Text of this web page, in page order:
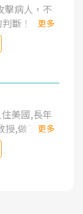
擊病人，不
斷！
更多
美國,長年
授,做了各種
手治療都
限,只是壓
活品質.
症候群專
更多